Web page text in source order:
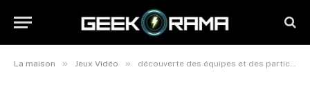
La maison » Jeux Vidéo » découverte des équipes et des participants dans l’univers de roblox